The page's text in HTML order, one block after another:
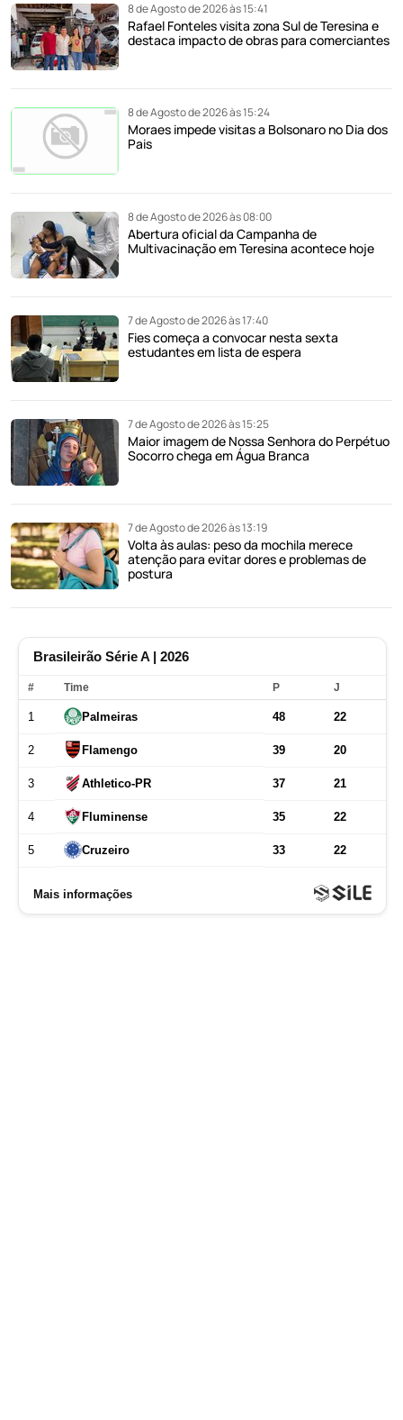
8 de Agosto de 2026 às 15:41
Rafael Fonteles visita zona Sul de Teresina e
destaca impacto de obras para comerciantes
8 de Agosto de 2026 às 15:24
Moraes impede visitas a Bolsonaro no Dia dos
Pais
8 de Agosto de 2026 às 08:00
Abertura oficial da Campanha de
Multivacinação em Teresina acontece hoje
7 de Agosto de 2026 às 17:40
Fies começa a convocar nesta sexta
estudantes em lista de espera
7 de Agosto de 2026 às 15:25
Maior imagem de Nossa Senhora do Perpétuo
Socorro chega em Água Branca
7 de Agosto de 2026 às 13:19
Volta às aulas: peso da mochila merece
atenção para evitar dores e problemas de
postura